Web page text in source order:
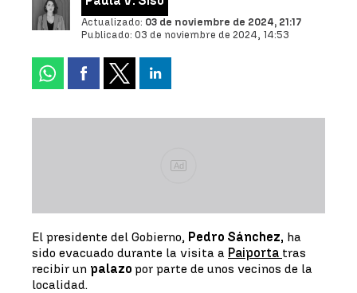
Actualizado: 03 de noviembre de 2024, 21:17
Publicado:03 de noviembre de 2024, 14:53
Ad
El presidente del Gobierno, Pedro Sánchez, ha
sido evacuado durante la visita a Paiporta tras
recibir un palazo por parte de unos vecinos de la
localidad.